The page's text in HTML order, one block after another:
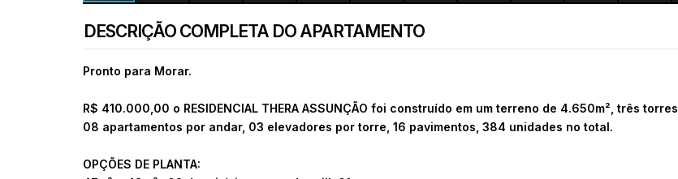
DESCRIÇÃO COMPLETA DO APARTAMENTO
Pronto para Morar.
R$ 410.000,00 o RESIDENCIAL THERA ASSUNÇÃO foi construído em um terreno de 4.650m², três torres,
08 apartamentos por andar, 03 elevadores por torre, 16 pavimentos, 384 unidades no total.
OPÇÕES DE PLANTA: